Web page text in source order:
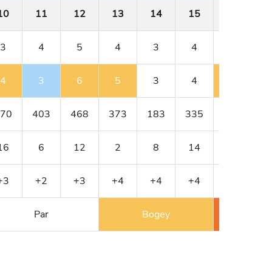
11 12 13 14 15
3 4 5 4 3 4
4 3 6 5 3 4
403 468 373 183 335
6 12 2 8 14
+2 +3 +4 +4 +4
Par Bogey